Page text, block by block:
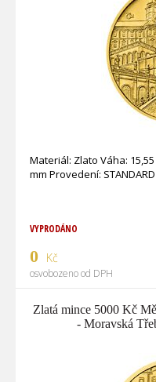
Materiál: Zlato Váha:
mm Provedení: STANDARD
VYPRODÁNO
0 Kč
osvobozeno od DPH
Zlatá mince 5000 Kč
- Moravská